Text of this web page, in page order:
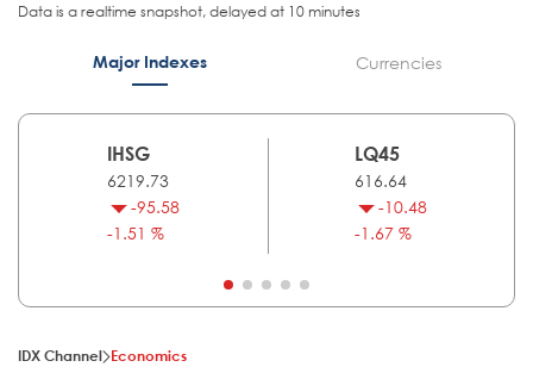
Data is a realtime snapshot, delayed at 10 minutes
Major Indexes Currencies
IHSG
6219.73
-95.58
-1.51 %
LQ45
616.64
-10.48
-1.67 %
IDX Channel Economics